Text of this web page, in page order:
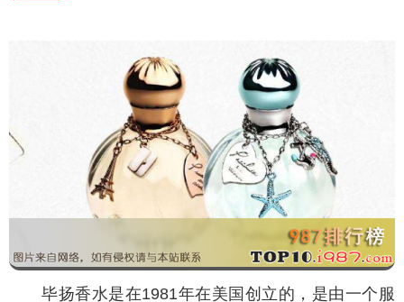
毕扬香水是在1981年在美国创立的，是由一个服